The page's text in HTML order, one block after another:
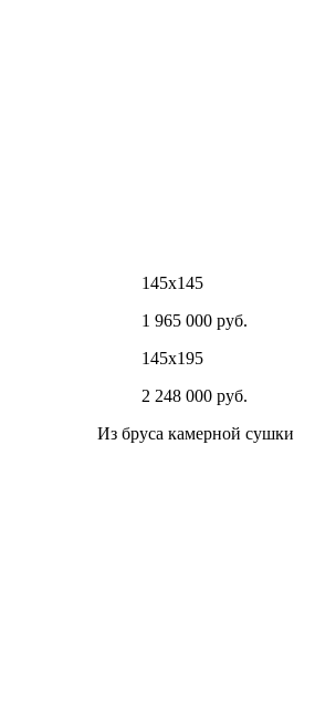
145х145
1 965 000 руб.
145х195
2 248 000 руб.
Из бруса камерной сушки